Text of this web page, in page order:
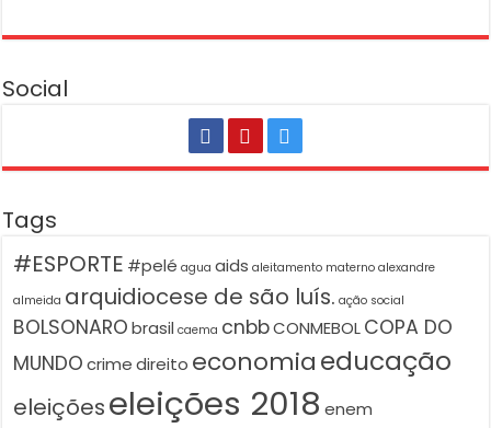
Social
Tags
#ESPORTE #pelé agua aids aleitamento materno alexandre
almeida arquidiocese de são luís. ação social
BOLSONARO brasil caema cnbbCONMEBOLCOPA DO
MUNDO crime direito economiaeducação
eleiçõeseleições 2018 enem